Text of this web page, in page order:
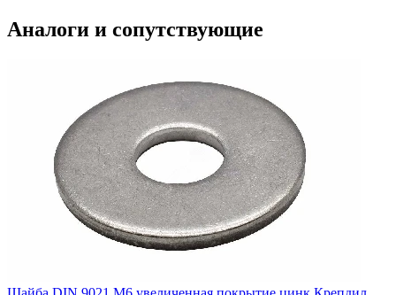
Аналоги и сопутствующие